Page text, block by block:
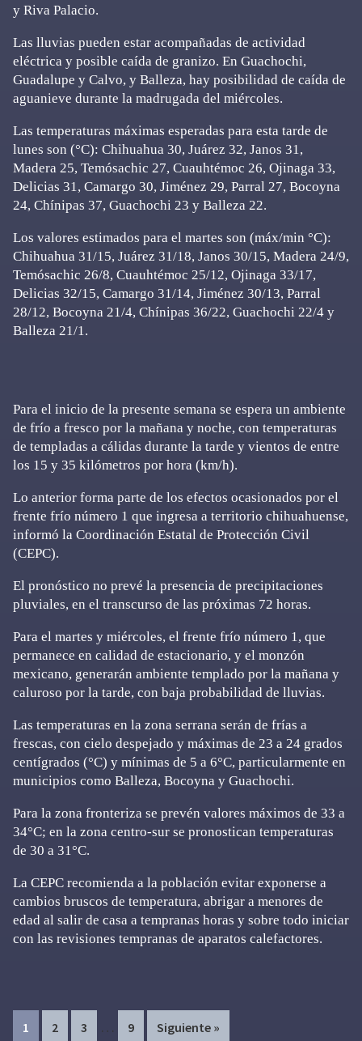
y Riva Palacio.
Las lluvias pueden estar acompañadas de actividad
eléctrica y posible caída de granizo. En Guachochi,
Guadalupe y Calvo, y Balleza, hay posibilidad de caída de
aguanieve durante la madrugada del miércoles.
Las temperaturas máximas esperadas para esta tarde de
lunes son (°C): Chihuahua 30, Juárez 32, Janos 31,
Madera 25, Temósachic 27, Cuauhtémoc 26, Ojinaga 33,
Delicias 31, Camargo 30, Jiménez 29, Parral 27, Bocoyna
24, Chínipas 37, Guachochi 23 y Balleza 22.
Los valores estimados para el martes son (máx/min °C):
Chihuahua 31/15, Juárez 31/18, Janos 30/15, Madera 24/9,
Temósachic 26/8, Cuauhtémoc 25/12, Ojinaga 33/17,
Delicias 32/15, Camargo 31/14, Jiménez 30/13, Parral
28/12, Bocoyna 21/4, Chínipas 36/22, Guachochi 22/4 y
Balleza 21/1.
Para el inicio de la presente semana se espera un ambiente
de frío a fresco por la mañana y noche, con temperaturas
de templadas a cálidas durante la tarde y vientos de entre
los 15 y 35 kilómetros por hora (km/h).
Lo anterior forma parte de los efectos ocasionados por el
frente frío número 1 que ingresa a territorio chihuahuense,
informó la Coordinación Estatal de Protección Civil
(CEPC).
El pronóstico no prevé la presencia de precipitaciones
pluviales, en el transcurso de las próximas 72 horas.
Para el martes y miércoles, el frente frío número 1, que
permanece en calidad de estacionario, y el monzón
mexicano, generarán ambiente templado por la mañana y
caluroso por la tarde, con baja probabilidad de lluvias.
Las temperaturas en la zona serrana serán de frías a
frescas, con cielo despejado y máximas de 23 a 24 grados
centígrados (°C) y mínimas de 5 a 6°C, particularmente en
municipios como Balleza, Bocoyna y Guachochi.
Para la zona fronteriza se prevén valores máximos de 33 a
34°C; en la zona centro-sur se pronostican temperaturas
de 30 a 31°C.
La CEPC recomienda a la población evitar exponerse a
cambios bruscos de temperatura, abrigar a menores de
edad al salir de casa a tempranas horas y sobre todo iniciar
con las revisiones tempranas de aparatos calefactores.
Page
1 Page
2 Page
3
Interim
… Page
9 Siguiente »